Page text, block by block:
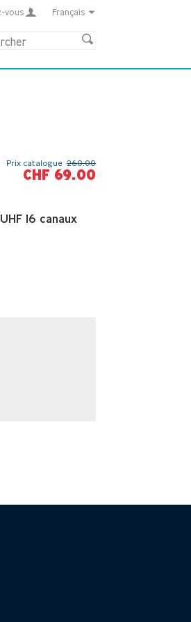
vous Français
16 canaux
Prix catalogue 260.00
CHF 69.00